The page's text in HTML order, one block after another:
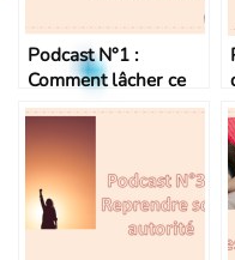
Podcast N°1 :
Comment lâcher ce
qui ne me convient
plus !